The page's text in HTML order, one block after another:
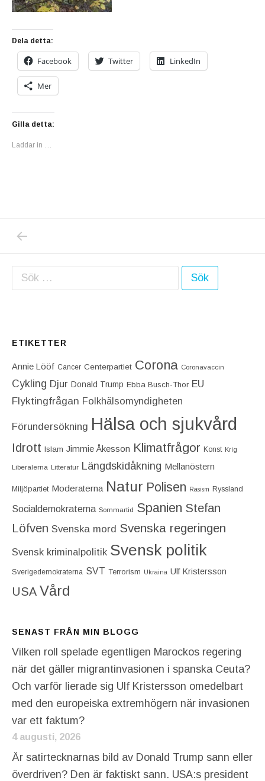
Dela detta:
Facebook Twitter LinkedIn
Mer
Gilla detta:
Laddar in …
Inläggsnavigering
Sök efter:
ETIKETTER
Annie Lööf Cancer Centerpartiet‎ Corona Coronavaccin
Cykling Djur Donald Trump Ebba Busch-Thor EU
Flyktingfrågan Folkhälsomyndigheten
Förundersökning Hälsa och sjukvård
Idrott Islam Jimmie Åkesson Klimatfrågor Konst Krig
Liberalerna Litteratur Längdskidåkning Mellanöstern
Miljöpartiet Moderaterna Natur Polisen Rasism Ryssland
Socialdemokraterna Sommartid Spanien Stefan
Löfven Svenska mord Svenska regeringen
Svensk kriminalpolitik Svensk politik
Sverigedemokraterna SVT Terrorism Ukraina Ulf Kristersson
USA Vård
SENAST FRÅN MIN BLOGG
Vilken roll spelade egentligen Marockos regering
när det gäller migrantinvasionen i spanska Ceuta?
Och varför lierade sig Ulf Kristersson omedelbart
med den europeiska extremhögern när invasionen
var ett faktum?
4 augusti, 2026
Är satirtecknarnas bild av Donald Trump sann eller
överdriven? Den är faktiskt sann. USA:s president